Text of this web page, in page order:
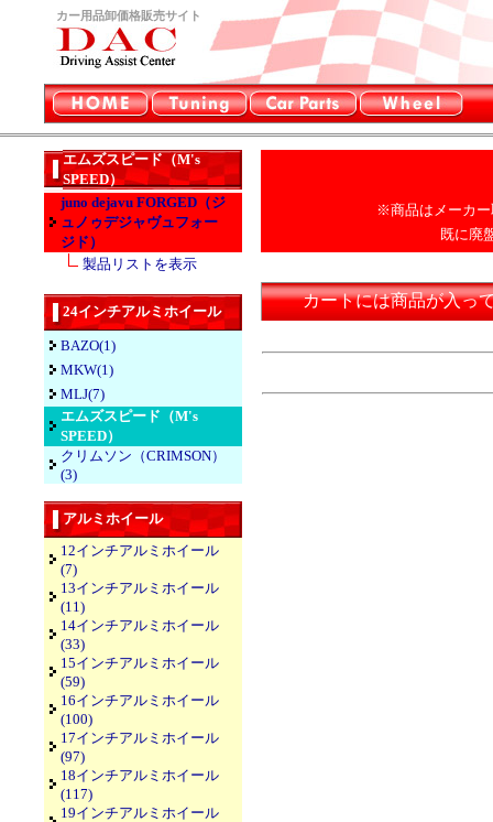
カー用品卸価格販売サイト
エムズスピード（M's
SPEED）
juno dejavu FORGED（ジ
ュノゥデジャヴュフォー
ジド）
製品リストを表示
24インチアルミホイール
BAZO(1)
MKW(1)
MLJ(7)
エムズスピード（M's
SPEED）
クリムソン（CRIMSON）
(3)
アルミホイール
12インチアルミホイール
(7)
13インチアルミホイール
(11)
14インチアルミホイール
(33)
15インチアルミホイール
(59)
16インチアルミホイール
(100)
17インチアルミホイール
(97)
18インチアルミホイール
(117)
19インチアルミホイール
※商品はメーカー
既に廃
カートには商品が入っ